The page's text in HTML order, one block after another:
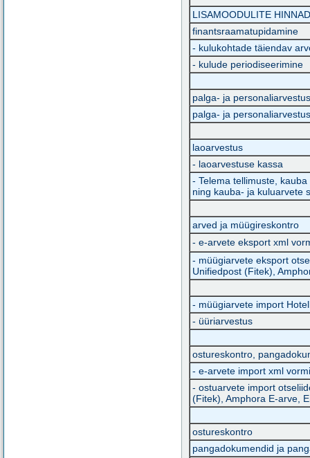
LISAMOODULITE
finantsraamatupidamine
- kulukohtade täiendav
- kulude periodiseerimine
palga- ja personaliarvestus
palga- ja
laoarvestus
- laoarvestuse kassa
- Telema tellimuste,
ning kauba- ja kuluarvete
arved ja müügireskontro
- e-arvete eksport xml
- müügiarvete eksport
Unifiedpost (Fitek),
- müügiarvete import
- üüriarvestus
ostureskontro,
- e-arvete import xml
- ostuarvete import
(Fitek), Amphora E-arve,
ostureskontro
pangadokumendid ja